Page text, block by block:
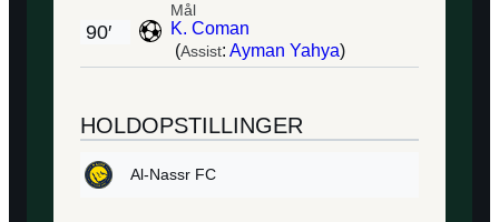
Mål
K. Coman
(Assist: Ayman Yahya)
90′
HOLDOPSTILLINGER
Al-Nassr FC